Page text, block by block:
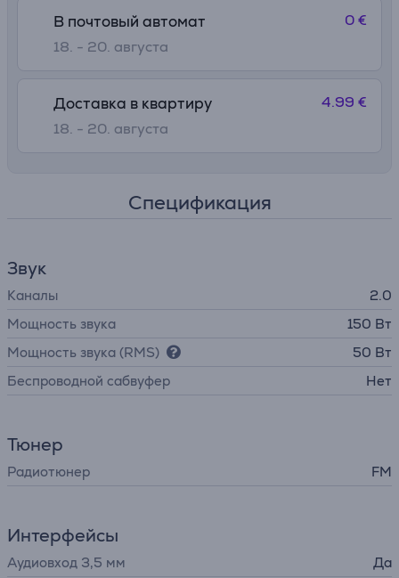
В почтовый автомат
18. - 20. августа
0 €
Доставка в квартиру
18. - 20. августа
4.99 €
Спецификация
Звук
Каналы
2.0
Мощность звука
150 Вт
Мощность звука (RMS)
50 Вт
Беспроводной сабвуфер
Нет
Тюнер
Радиотюнер FM
Интерфейсы
Аудиовход 3,5 мм
Да